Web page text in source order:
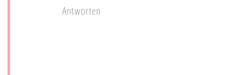
Antworten